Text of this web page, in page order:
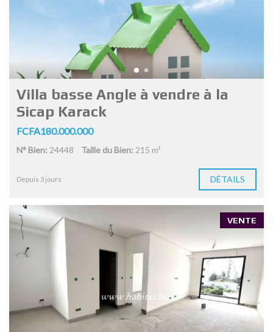
Villa basse Angle à vendre à la
Sicap Karack
FCFA180.000.000
N° Bien: 24448 Taille du Bien: 215 m²
Depuis 3 jours DÉTAILS
VENTE